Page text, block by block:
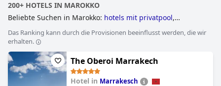
200+ HOTELS IN MAROKKO
Beliebte Suchen in Marokko: hotels mit privatpool,
hotels direkt am strandand5-sterne-hotels.
Das Ranking kann durch die Provisionen beeinflusst werden, die wir
erhalten.
The Oberoi Marrakech
Hotel in Marrakesch